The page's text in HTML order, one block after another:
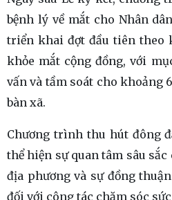
bệnh lý về mắt cho Nhân
triển khai đợt đầu tiên theo
khỏe mắt cộng đồng, với
vấn và tầm soát cho khoảng
bàn xã.
Chương trình thu hút đông
thể hiện sự quan tâm sâu
địa phương và sự đồng
đối với công tác chăm sóc